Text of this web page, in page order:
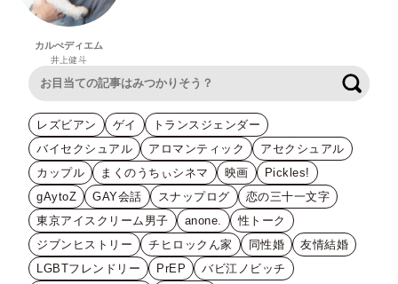
カルぺディエム
井上健斗
レズビアン ゲイ
トランスジェンダー
バイセクシュアル
アロマンティック
アセクシュアル
カップル
まくのうちぃシネマ 映画
Pickles!
gAytoZ
GAY会話 スナップログ
恋の三十一文字
東京アイスクリーム男子
anone.
性トーク
ジブンヒストリー
チヒロックん家 同性婚
友情結婚
LGBTフレンドリー
PrEP
バビ江ノビッチ